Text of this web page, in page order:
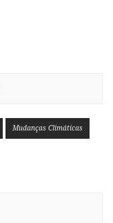
Mudanças Climáticas